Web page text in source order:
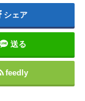
シェア
送る
feedly